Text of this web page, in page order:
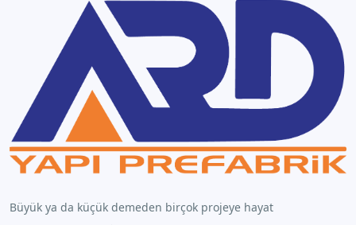
Büyük ya da küçük demeden birçok projeye hayat